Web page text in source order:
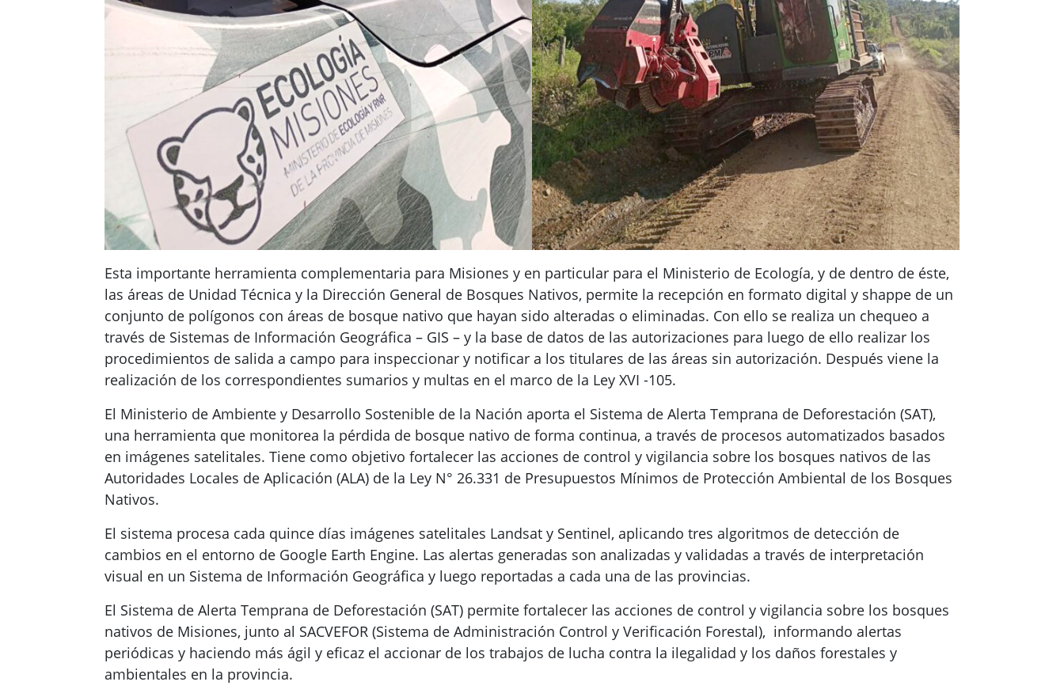
Esta importante herramienta complementaria para Misiones y en particular para el Ministerio de Ecología, y de dentro de éste,
las áreas de Unidad Técnica y la Dirección General de Bosques Nativos, permite la recepción en formato digital y shappe de un
conjunto de polígonos con áreas de bosque nativo que hayan sido alteradas o eliminadas. Con ello se realiza un chequeo a
través de Sistemas de Información Geográfica – GIS – y la base de datos de las autorizaciones para luego de ello realizar los
procedimientos de salida a campo para inspeccionar y notificar a los titulares de las áreas sin autorización. Después viene la
realización de los correspondientes sumarios y multas en el marco de la Ley XVI -105.
El Ministerio de Ambiente y Desarrollo Sostenible de la Nación aporta el Sistema de Alerta Temprana de Deforestación (SAT),
una herramienta que monitorea la pérdida de bosque nativo de forma continua, a través de procesos automatizados basados
en imágenes satelitales. Tiene como objetivo fortalecer las acciones de control y vigilancia sobre los bosques nativos de las
Autoridades Locales de Aplicación (ALA) de la Ley N° 26.331 de Presupuestos Mínimos de Protección Ambiental de los Bosques
Nativos.
El sistema procesa cada quince días imágenes satelitales Landsat y Sentinel, aplicando tres algoritmos de detección de
cambios en el entorno de Google Earth Engine. Las alertas generadas son analizadas y validadas a través de interpretación
visual en un Sistema de Información Geográfica y luego reportadas a cada una de las provincias.
El Sistema de Alerta Temprana de Deforestación (SAT) permite fortalecer las acciones de control y vigilancia sobre los bosques
nativos de Misiones, junto al SACVEFOR (Sistema de Administración Control y Verificación Forestal), informando alertas
periódicas y haciendo más ágil y eficaz el accionar de los trabajos de lucha contra la ilegalidad y los daños forestales y
ambientales en la provincia.